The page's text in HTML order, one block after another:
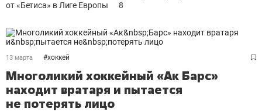
от «Бетиса» в Лиге Европы
8
13 марта #хоккей
Многоликий хоккейный «Ак Барс»
находит вратаря и пытается
не потерять лицо